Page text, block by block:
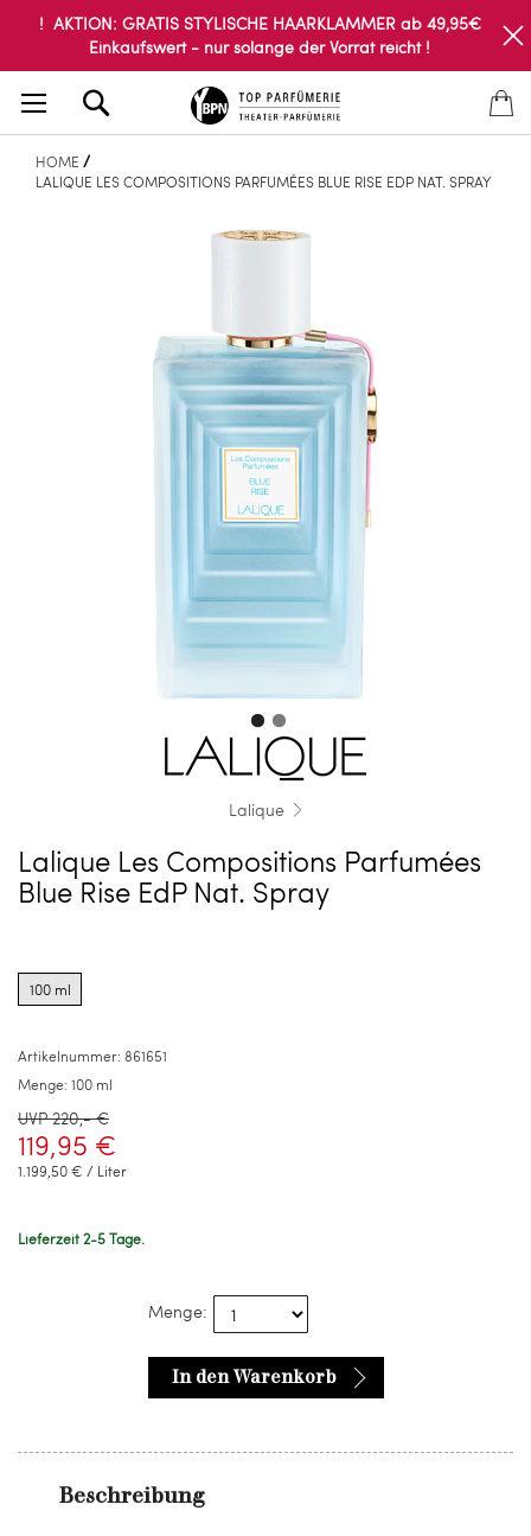
! AKTION: GRATIS STYLISCHE HAARKLAMMER ab 49,95€
Einkaufswert - nur solange der Vorrat reicht !
HOME
LALIQUE LES COMPOSITIONS PARFUMÉES BLUE RISE EDP NAT. SPRAY
Lalique
Lalique Les Compositions Parfumées
Blue Rise EdP Nat. Spray
options
for
100 ml
Artikelnummer: 861651
Menge: 100 ml
UVP 220,- €
119,95 €
1.199,50 € / Liter
Lieferzeit 2-5 Tage.
Menge:
In den Warenkorb
Beschreibung